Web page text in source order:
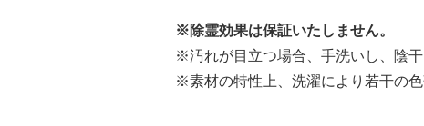
※除霊効果は保証いたしません。
※汚れが目立つ場合、手洗いし、陰干
※素材の特性上、洗濯により若干の